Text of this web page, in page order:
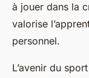
à jouer dans la
valorise
personnel.
L’avenir du